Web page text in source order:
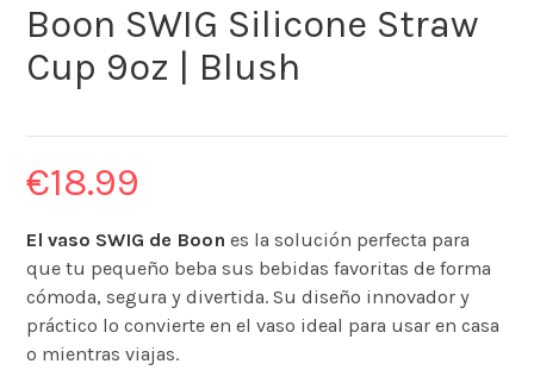
Boon SWIG Silicone Straw
Cup 9oz | Blush
€18.99
El vaso SWIG de Boon es la solución perfecta para
que tu pequeño beba sus bebidas favoritas de forma
cómoda, segura y divertida. Su diseño innovador y
práctico lo convierte en el vaso ideal para usar en casa
o mientras viajas.